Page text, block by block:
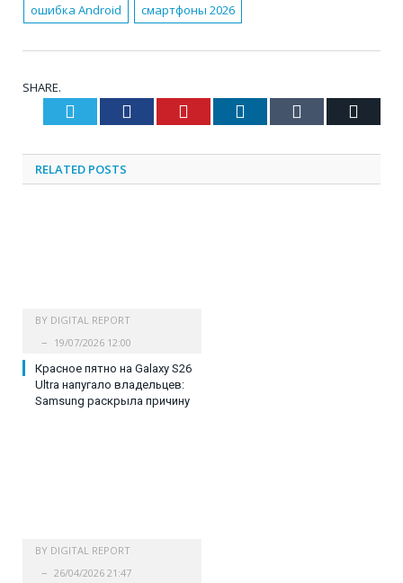
ошибка Android
смартфоны 2026
SHARE.
Twitter Facebook Pinterest LinkedIn Tumblr
RELATED POSTS
BY DIGITAL REPORT
19/07/2026 12:00
Красное пятно на Galaxy S26
Ultra напугало владельцев:
Samsung раскрыла причину
BY DIGITAL REPORT
26/04/2026 21:47